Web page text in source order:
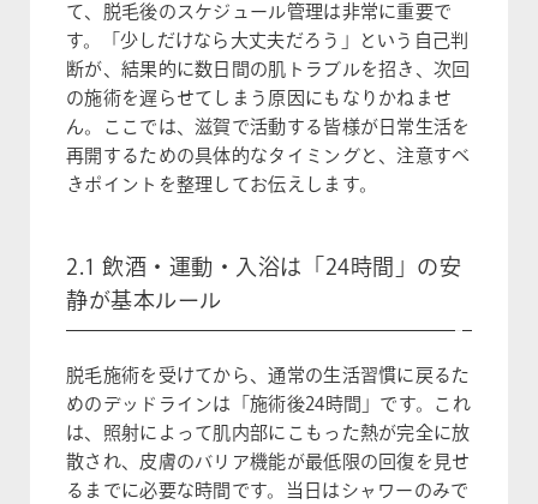
て、脱毛後のスケジュール管理は非常に重要で
す。「少しだけなら大丈夫だろう」という自己判
断が、結果的に数日間の肌トラブルを招き、次回
の施術を遅らせてしまう原因にもなりかねませ
ん。ここでは、滋賀で活動する皆様が日常生活を
再開するための具体的なタイミングと、注意すべ
きポイントを整理してお伝えします。
2.1 飲酒・運動・入浴は「24時間」の安
静が基本ルール
脱毛施術を受けてから、通常の生活習慣に戻るた
めのデッドラインは「施術後24時間」です。これ
は、照射によって肌内部にこもった熱が完全に放
散され、皮膚のバリア機能が最低限の回復を見せ
るまでに必要な時間です。当日はシャワーのみで